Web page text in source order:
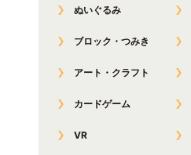
ぬいぐるみ
ブロック・つみき
アート・クラフト
カードゲーム
VR